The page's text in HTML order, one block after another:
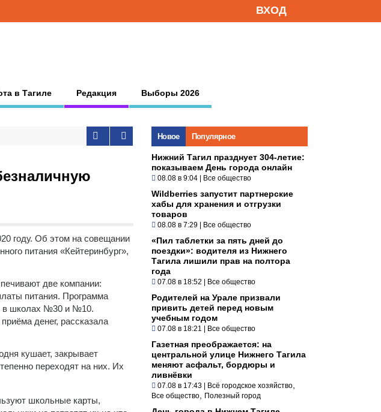
ВХОД
в Тагиле Редакция Выборы 2026
году. Об этом на совещании
питания «Кейтеринбург»,
две компании:
питания. Программа
в школах №30 и №10.
денег, рассказала
кушает, закрывает
переходят на них. Их
школьные карты,
Новое Популярное
Нижний Тагил празднует 304-летие:
показываем День города онлайн
08.08 в 9:04 | Все общество
Wildberries запустит партнерские
хабы для хранения и отгрузки
товаров
08.08 в 7:29 | Все общество
«Пил таблетки за пять дней до
поездки»: водителя из Нижнего
Тагила лишили прав на полтора
года
07.08 в 18:52 | Все общество
Родителей на Урале призвали
привить детей перед новым
учебным годом
07.08 в 18:21 | Все общество
Газетная преображается: на
центральной улице Нижнего Тагила
меняют асфальт, бордюры и
ливнёвки
07.08 в 17:43 | Всё городское хозяйство
Все общество Полезный город